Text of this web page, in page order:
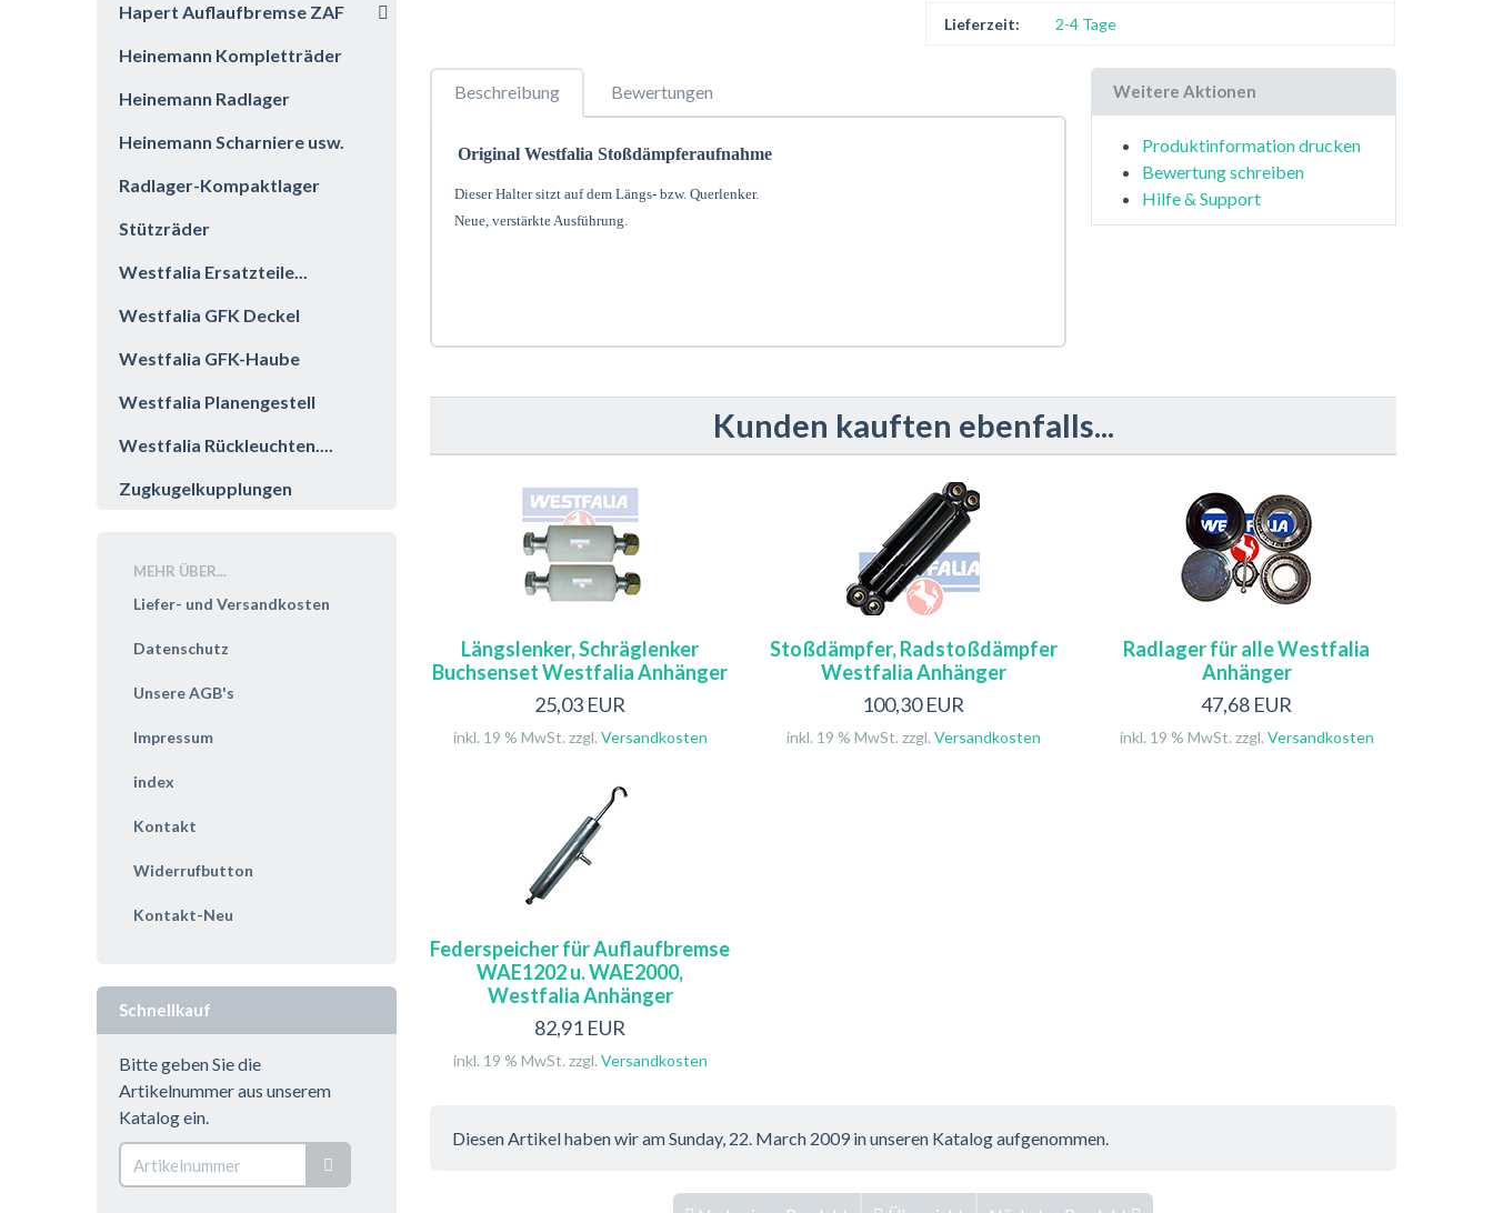
Lieferzeit: 2-4 Tage
Beschreibung Bewertungen
Original Westfalia Stoßdämpferaufnahme
Dieser Halter sitzt auf dem Längs- bzw. Querlenker.
Neue, verstärkte Ausführung.
Weitere Aktionen
Produktinformation drucken
Bewertung schreiben
Hilfe & Support
Kunden kauften ebenfalls...
Längslenker, Schräglenker
Buchsenset Westfalia Anhänger
25,03 EUR
inkl. 19 % MwSt. zzgl. Versandkosten
Stoßdämpfer, Radstoßdämpfer
Westfalia Anhänger
100,30 EUR
inkl. 19 % MwSt. zzgl. Versandkosten
Radlager für alle Westfalia
Anhänger
47,68 EUR
inkl. 19 % MwSt. zzgl. Versandkosten
Federspeicher für Auflaufbremse
WAE1202 u. WAE2000,
Westfalia Anhänger
82,91 EUR
inkl. 19 % MwSt. zzgl. Versandkosten
Diesen Artikel haben wir am Sunday, 22. March 2009 in unseren Katalog aufgenommen.
Hapert Auflaufbremse ZAF
Heinemann Kompletträder
Heinemann Radlager
Heinemann Scharniere usw.
Radlager-Kompaktlager
Stützräder
Westfalia Ersatzteile...
Westfalia GFK Deckel
Westfalia GFK-Haube
Westfalia Planengestell
Westfalia Rückleuchten....
Zugkugelkupplungen
MEHR ÜBER...
Liefer- und Versandkosten
Datenschutz
Unsere AGB's
Impressum
index
Kontakt
Widerrufbutton
Kontakt-Neu
Schnellkauf
Bitte geben Sie die
Artikelnummer aus unserem
Katalog ein.